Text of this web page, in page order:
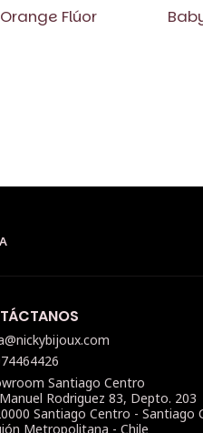
Flúor
Santiago Centro
Rodriguez 83, Depto. 203
Santiago Centro - Santiago
Metropolitana - Chile